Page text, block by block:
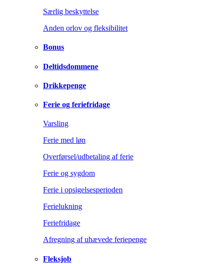
Særlig beskyttelse
Anden orlov og fleksibilitet
Bonus
Deltidsdommene
Drikkepenge
Ferie og feriefridage
Varsling
Ferie med løn
Overførsel/udbetaling af ferie
Ferie og sygdom
Ferie i opsigelsesperioden
Ferielukning
Feriefridage
Afregning af uhævede feriepenge
Fleksjob